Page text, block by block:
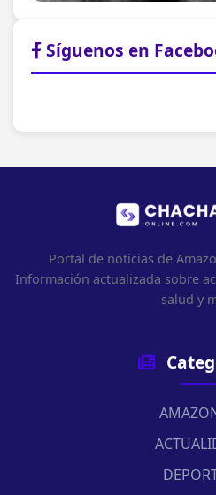
Síguenos en
Portal de noticias de
Información actualizada sobre
salud y